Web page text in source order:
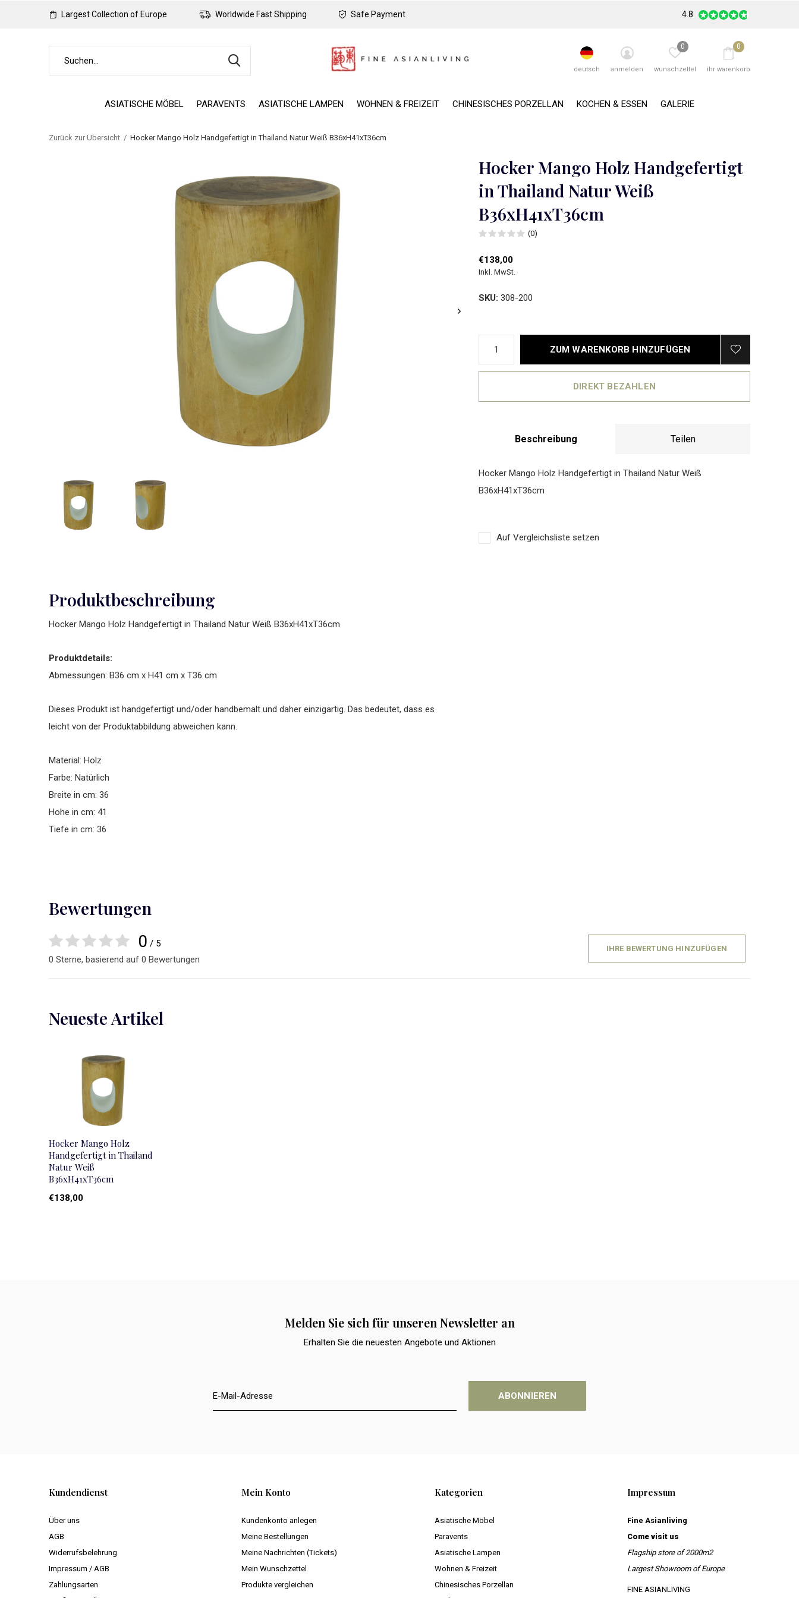
ASIATISCHE MÖBEL PARAVENTS ASIATISCHE LAMPEN WOHNEN & FREIZEIT CHINESISCHES PORZELLAN KOCHEN & ESSEN GALERIE
deutsch anmelden wunschzettel
0
ihr warenkorb
0
Largest Collection of Europe Worldwide Fast Shipping Safe Payment 4.8
Zurück zur Übersicht Hocker Mango Holz Handgefertigt in Thailand Natur Weiß B36xH41xT36cm
Hocker Mango Holz Handgefertigt
in Thailand Natur Weiß
B36xH41xT36cm
(0)
€138,00
Inkl. MwSt.
SKU: 308-200
ZUM WARENKORB HINZUFÜGEN
DIREKT BEZAHLEN
Beschreibung Teilen
Hocker Mango Holz Handgefertigt in Thailand Natur Weiß
B36xH41xT36cm
Auf Vergleichsliste setzen
Produktbeschreibung
Hocker Mango Holz Handgefertigt in Thailand Natur Weiß B36xH41xT36cm
Produktdetails:
Abmessungen: B36 cm x H41 cm x T36 cm
Dieses Produkt ist handgefertigt und/oder handbemalt und daher einzigartig. Das bedeutet, dass es
leicht von der Produktabbildung abweichen kann.
Material: Holz
Farbe: Natürlich
Breite in cm: 36
Hohe in cm: 41
Tiefe in cm: 36
Bewertungen
0 / 5
0 Sterne, basierend auf 0 Bewertungen
IHRE BEWERTUNG HINZUFÜGEN
Neueste Artikel
Hocker Mango Holz
Handgefertigt in Thailand
Natur Weiß
B36xH41xT36cm
€138,00
Melden Sie sich für unseren Newsletter an
Erhalten Sie die neuesten Angebote und Aktionen
ABONNIEREN
Kundendienst
Über uns
AGB
Widerrufsbelehrung
Impressum / AGB
Zahlungsarten
Mein Konto
Kundenkonto anlegen
Meine Bestellungen
Meine Nachrichten (Tickets)
Mein Wunschzettel
Produkte vergleichen
Kategorien
Asiatische Möbel
Paravents
Asiatische Lampen
Wohnen & Freizeit
Chinesisches Porzellan
Impressum
Fine Asianliving
Come visit us
Flagship store of 2000m2
Largest Showroom of Europe
FINE ASIANLIVING